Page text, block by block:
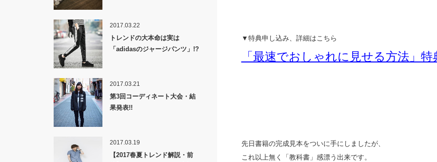
▼特典申し込み、詳細はこちら
「最速でおしゃれに見せる方法」特
先日書籍の完成見本をついに手にしましたが、
これ以上無く「教科書」感漂う出来です。
2017.03.22
トレンドの大本命は実は
「adidasのジャージパンツ」!?
2017.03.21
第3回コーディネート大会・結
果発表!!
2017.03.19
【2017春夏トレンド解説・前